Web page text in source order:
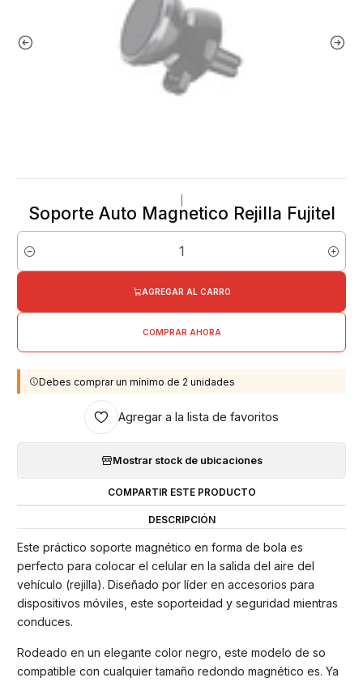
Soporte Auto Magnetico Rejilla Fujitel
Cantidad
AGREGAR AL CARRO
COMPRAR AHORA
Debes comprar un mínimo de 2 unidades
Agregar a la lista de favoritos
Mostrar stock de ubicaciones
COMPARTIR ESTE PRODUCTO
DESCRIPCIÓN
Este práctico soporte magnético en forma de bola es
perfecto para colocar el celular en la salida del aire del
vehículo (rejilla). Diseñado por líder en accesorios para
dispositivos móviles, este soporteidad y seguridad mientras
conduces.
Rodeado en un elegante color negro, este modelo de so
compatible con cualquier tamaño redondo magnético es. Ya